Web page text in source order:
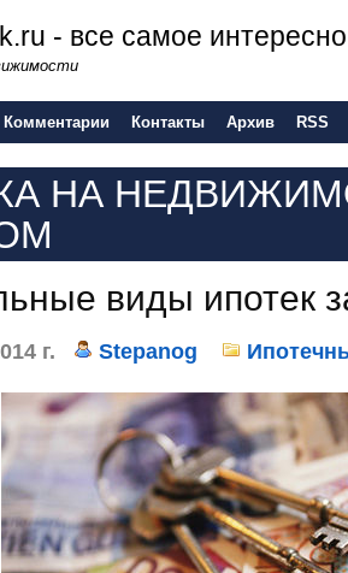
- все самое
Комментарии Контакты Архив RSS
НА
виды ипотек
г. Stepanog